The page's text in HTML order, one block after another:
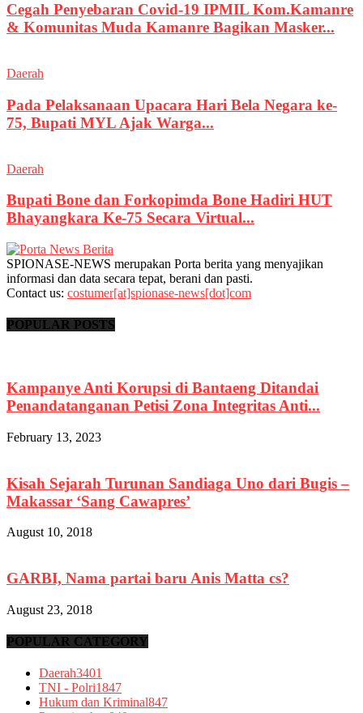
Cegah Penyebaran Covid-19 IPMIL Kom.Kamanre
& Komunitas Muda Kamanre Bagikan Masker...
Daerah
Pada Pelaksanaan Upacara Hari Bela Negara ke-
75, Bupati MYL Ajak Warga...
Daerah
Bupati Bone dan Forkopimda Bone Hadiri HUT
Bhayangkara Ke-75 Secara Virtual...
SPIONASE-NEWS merupakan Porta berita yang menyajikan
informasi dan data secara tepat, berani dan pasti.
Contact us: costumer[at]spionase-news[dot]com
POPULAR POSTS
Kampanye Anti Korupsi di Bantaeng Ditandai
Penandatanganan Petisi Zona Integritas Anti...
February 13, 2023
Kisah Sejarah Turunan Sandiaga Uno dari Bugis –
Makassar ‘Sang Cawapres’
August 10, 2018
GARBI, Nama partai baru Anis Matta cs?
August 23, 2018
POPULAR CATEGORY
Daerah3401
TNI - Polri1847
Hukum dan Kriminal847